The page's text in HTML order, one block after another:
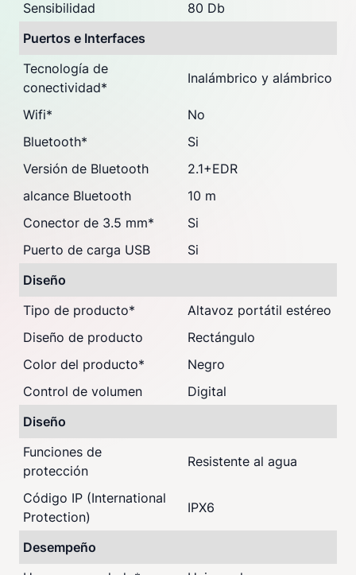
Sensibilidad
80 Db
Puertos e Interfaces
Tecnología de
conectividad*
Inalámbrico y alámbrico
Wifi*
No
Bluetooth*
Si
Versión de Bluetooth
2.1+EDR
alcance Bluetooth
10 m
Conector de 3.5 mm*
Si
Puerto de carga USB
Si
Diseño
Tipo de producto*
Altavoz portátil estéreo
Diseño de producto
Rectángulo
Color del producto*
Negro
Control de volumen
Digital
Diseño
Funciones de
protección
Resistente al agua
Código IP (International
Protection)
IPX6
Desempeño